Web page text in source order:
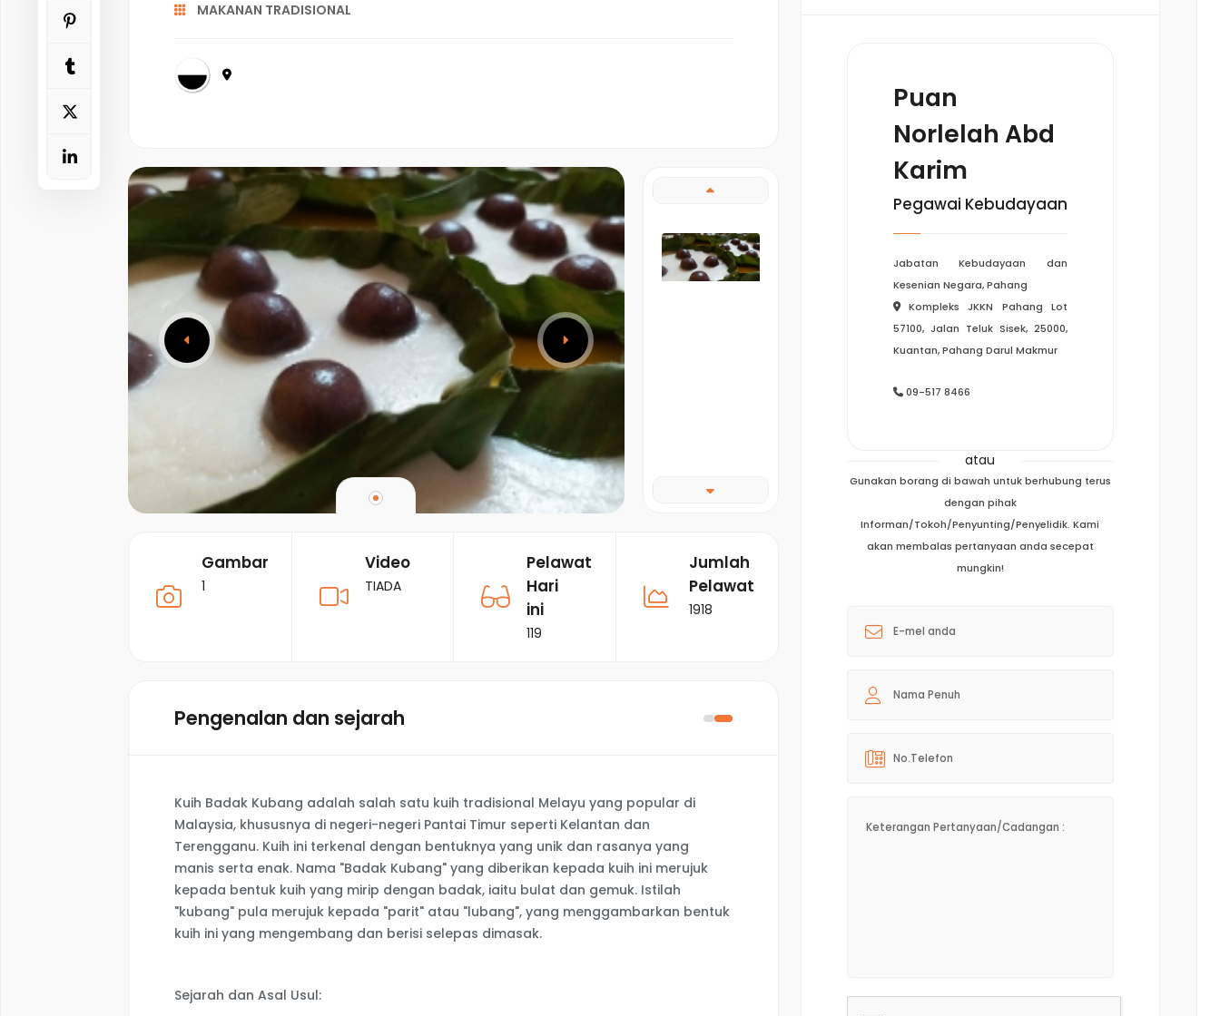
MAKANAN TRADISIONAL
Gambar
1
Video
TIADA
Pelawat
Hari
ini
119
Jumlah
Pelawat
1918
Pengenalan dan sejarah
Kuih Badak Kubang adalah salah satu kuih tradisional Melayu yang popular di
Malaysia, khususnya di negeri-negeri Pantai Timur seperti Kelantan dan
Terengganu. Kuih ini terkenal dengan bentuknya yang unik dan rasanya yang
manis serta enak. Nama "Badak Kubang" yang diberikan kepada kuih ini merujuk
kepada bentuk kuih yang mirip dengan badak, iaitu bulat dan gemuk. Istilah
"kubang" pula merujuk kepada "parit" atau "lubang", yang menggambarkan bentuk
kuih ini yang mengembang dan berisi selepas dimasak.
Sejarah dan Asal Usul:
Puan
Norlelah Abd
Karim
Pegawai Kebudayaan
Jabatan Kebudayaan dan
Kesenian Negara, Pahang
Kompleks JKKN Pahang Lot
57100, Jalan Teluk Sisek, 25000,
Kuantan, Pahang Darul Makmur
09-517 8466
atau
Gunakan borang di bawah untuk berhubung terus
dengan pihak
Informan/Tokoh/Penyunting/Penyelidik. Kami
akan membalas pertanyaan anda secepat
mungkin!